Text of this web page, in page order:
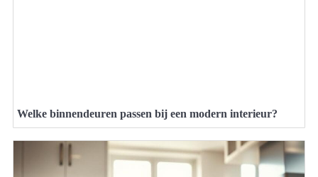
Welke binnendeuren passen bij een modern interieur?